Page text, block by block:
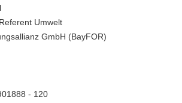
Umwelt
GmbH (BayFOR)
- 120